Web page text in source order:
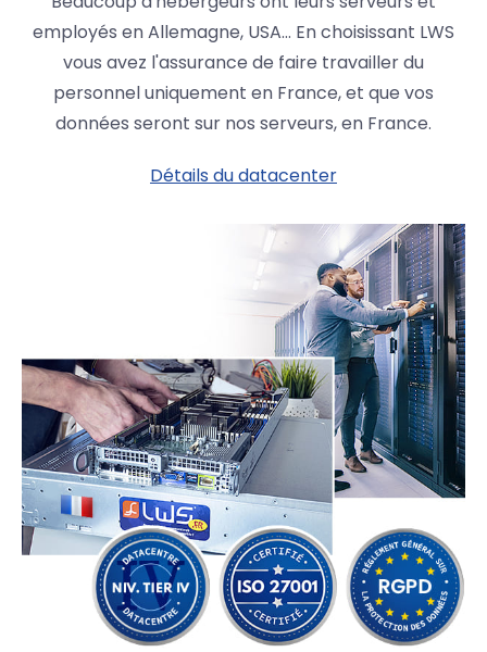
employés en Allemagne, USA... En choisissant LWS
vous avez l'assurance de faire travailler du
personnel uniquement en France, et que vos
données seront sur nos serveurs, en France.
Détails du datacenter